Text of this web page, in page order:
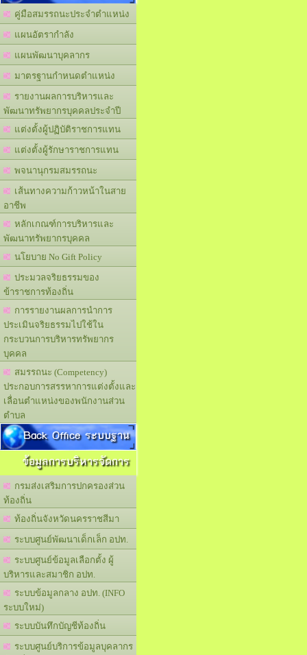
คู่มือสมรรถนะประจำตำแหน่ง
แผนอัตรากำลัง
แผนพัฒนาบุคลากร
มาตรฐานกำหนดตำแหน่ง
รายงานผลการบริหารและ
พัฒนาทรัพยากรบุคคลประจำปี
แต่งตั้งผู้ปฏิบัติราชการแทน
แต่งตั้งผู้รักษาราชการแทน
พจนานุกรมสมรรถนะ
เส้นทางความก้าวหน้าในสาย
อาชีพ
หลักเกณฑ์การบริหารและ
พัฒนาทรัพยากรบุคคล
นโยบาย No Gift Policy
ประมวลจริยธรรมของ
ข้าราชการท้องถิ่น
การรายงานผลการนำการ
ประเมินจริยธรรมไปใช้ใน
กระบวนการบริหารทรัพยากร
บุคคล
สมรรถนะ (Competency)
ประกอบการสรรหาการแต่งตั้งและ
เลื่อนตำแหน่งของพนักงานส่วน
ตำบล
Back Office ระบบฐาน
ข้อมูลการบริหารจัดการ
กรมส่งเสริมการปกครองส่วน
ท้องถิ่น
ท้องถิ่นจังหวัดนครราชสีมา
ระบบศูนย์พัฒนาเด็กเล็ก อปท.
ระบบศูนย์ข้อมูลเลือกตั้ง ผู้
บริหารและสมาชิก อปท.
ระบบข้อมูลกลาง อปท. (INFO
ระบบใหม่)
ระบบบันทึกบัญชีท้องถิ่น
ระบบศูนย์บริการข้อมูลบุคลากร